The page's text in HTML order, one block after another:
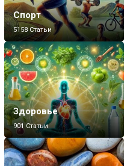
Спорт
5158 Статьи
Здоровье
901 Статьи